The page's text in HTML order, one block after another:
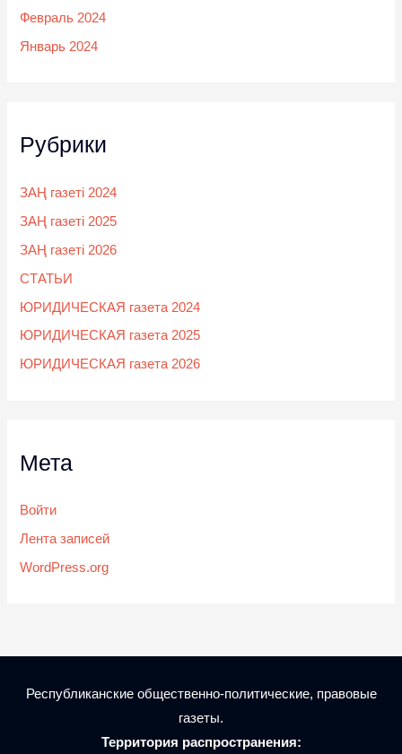
Февраль 2024
Январь 2024
Рубрики
ЗАҢ газеті 2024
ЗАҢ газеті 2025
ЗАҢ газеті 2026
СТАТЬИ
ЮРИДИЧЕСКАЯ газета 2024
ЮРИДИЧЕСКАЯ газета 2025
ЮРИДИЧЕСКАЯ газета 2026
Мета
Войти
Лента записей
WordPress.org
Республиканские общественно-политические, правовые
газеты.
Территория распространения: